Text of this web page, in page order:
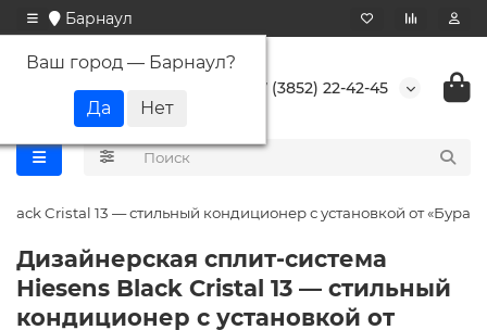
Барнаул
Ваш город — Барнаул?
+7 (3852) 22-42-45
Cristal 13 — стильный кондиционер с установкой от «Буран»
Дизайнерская сплит-система
Hiesens Black Cristal 13 — стильный
кондиционер с установкой от